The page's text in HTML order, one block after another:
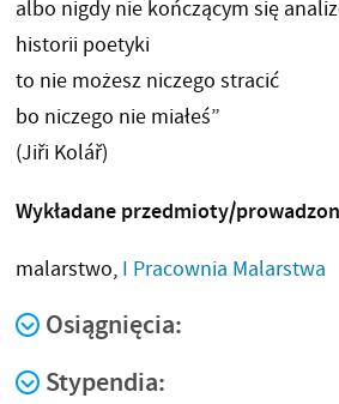
albo nigdy nie kończącym się
historii poetyki
to nie możesz niczego stracić
bo niczego nie miałeś”
(Jiři Kolář)
Wykładane przedmioty/
malarstwo, I Pracownia Malarstwa
Osiągnięcia:
Stypendia: